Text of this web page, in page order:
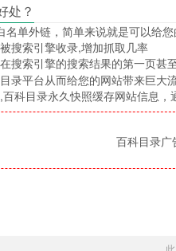
处？
名单外链，简单来说就是可以给
搜索引擎收录,增加抓取几率
搜索引擎的搜索结果的第一页甚
录平台从而给您的网站带来巨大
科目录永久快照缓存网站信息
百科目录